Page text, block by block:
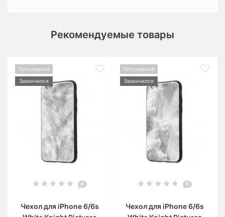
Рекомендуемые товары
Популярный
Закончился
0
Чехол для iPhone 6/6s
Популярный
Закончился
0
Чехол для iPhone 6/6s